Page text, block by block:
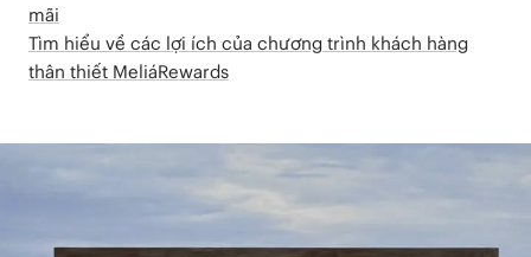
mãi
Tìm hiểu về các lợi ích của chương trình khách hàng
thân thiết MeliáRewards